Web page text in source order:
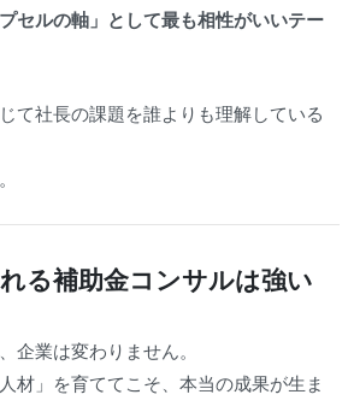
セルの軸」として最も相性がいいテー
て社長の課題を誰よりも理解している
る補助金コンサルは強い
企業は変わりません。
材」を育ててこそ、本当の成果が生ま